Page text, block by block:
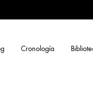
Cronología